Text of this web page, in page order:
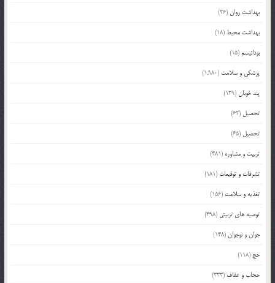
بهداشت روان(26)
بهداشت محیط (18)
بودائیسم(15)
پزشکی و سلامت (1,980)
پند خوبان(129)
تحصیل (62)
تحصیل (65)
تربیت و مشاوره (481)
تشرفات و توقیعات (181)
تغذیه و سلامت (156)
توصیه های تربیتی (498)
جوان و نوجوان(148)
حج (118)
حجاب و عفاف (333)